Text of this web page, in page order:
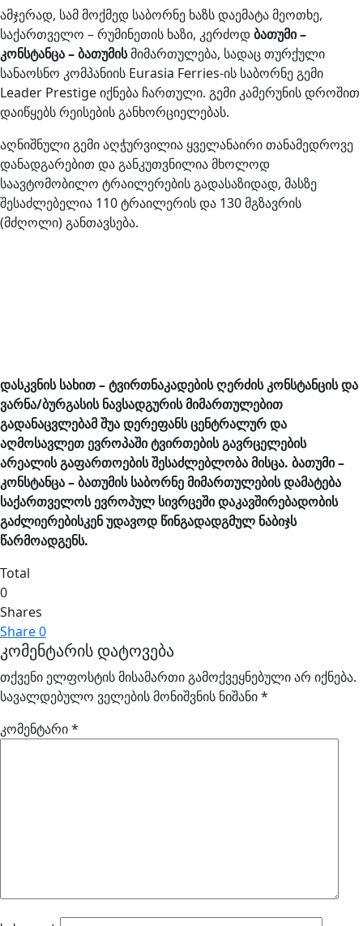
ამჯერად, სამ მოქმედ საბორნე ხაზს დაემატა მეოთხე,
საქართველო – რუმინეთის ხაზი, კერძოდბათუმი –
კონსტანცა – ბათუმისმიმართულება, სადაც თურქული
სანაოსნო კომპანიის Eurasia Ferries-ის საბორნე გემი
Leader Prestige იქნება ჩართული. გემი კამერუნის დროშით
დაიწყებს რეისების განხორციელებას.
აღნიშნული გემი აღჭურვილია ყველანაირი თანამედროვე
დანადგარებით და განკუთვნილია მხოლოდ
საავტომობილო ტრაილერების გადასაზიდად, მასზე
შესაძლებელია 110 ტრაილერის და 130 მგზავრის
(მძღოლი) განთავსება.
დასკვნის სახით – ტვირთნაკადების ღერძის კონსტანცის და
ვარნა/ბურგასის ნავსადგურის მიმართულებით
გადანაცვლებამ შუა დერეფანს ცენტრალურ და
აღმოსავლეთ ევროპაში ტვირთების გავრცელების
არეალის გაფართოების შესაძლებლობა მისცა. ბათუმი –
კონსტანცა – ბათუმის საბორნე მიმართულების დამატება
საქართველოს ევროპულ სივრცეში დაკავშირებადობის
გაძლიერებისკენ უდავოდ წინგადადგმულ ნაბიჯს
წარმოადგენს.
Total
0
Shares
Share0
კომენტარის დატოვება
თქვენი ელფოსტის მისამართი გამოქვეყნებული არ იქნება.
სავალდებულო ველების მონიშვნის ნიშანი*
კომენტარი*